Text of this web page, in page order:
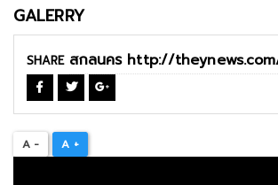
NEWS
LOGIN
REGISTER
GALERRY
SHARE
A - A +